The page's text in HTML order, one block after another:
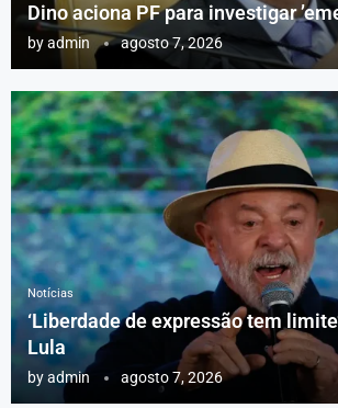
Dino aciona PF para investigar
byadmin agosto 7, 2026
Notícias
‘Liberdade de expressão tem
Lula
byadmin agosto 7, 2026